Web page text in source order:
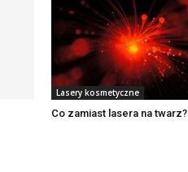
Lasery kosmetyczne
Co zamiast lasera na twarz?